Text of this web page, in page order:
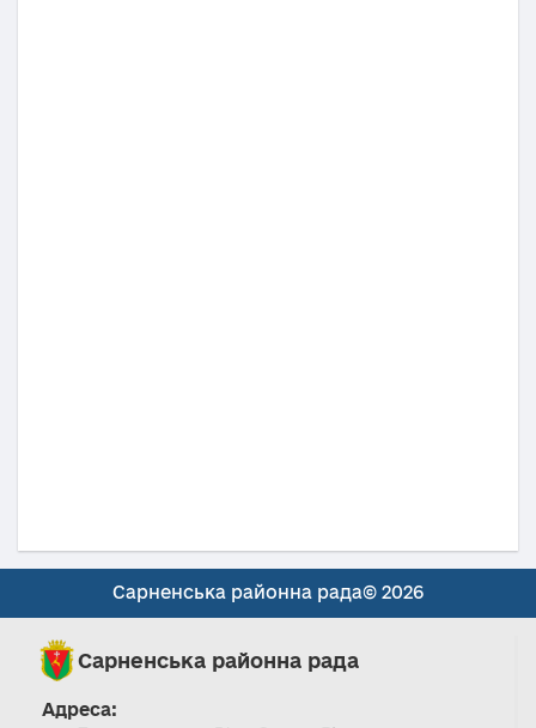
Сарненська районна рада© 2026
Сарненська районна рада
Адреса: